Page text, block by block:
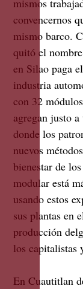
mismos
convencernos
mismo barco.
quitó el
en Silao paga
industria
con 32
agregan justo
donde los
nuevos
bienestar de
modular está
usando estos
sus plantas en
producción
los capitalistas
En Cuautitlan